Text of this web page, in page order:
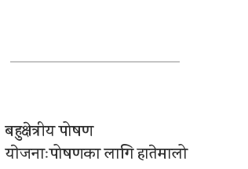
बहुक्षेत्रीय पोषण
याेजनाःपोषणका लागि हातेमालो